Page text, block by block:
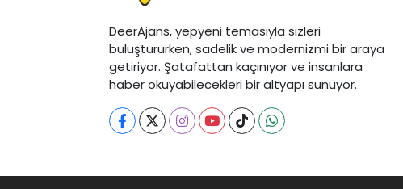
DeerAjans, yepyeni temasıyla sizleri
buluştururken, sadelik ve modernizmi bir araya
getiriyor. Şatafattan kaçınıyor ve insanlara
haber okuyabilecekleri bir altyapı sunuyor.